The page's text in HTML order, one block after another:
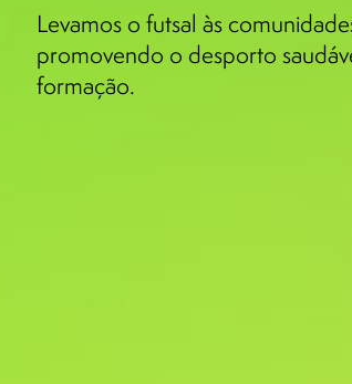
Levamos o futsal às
promovendo o desporto
formação.